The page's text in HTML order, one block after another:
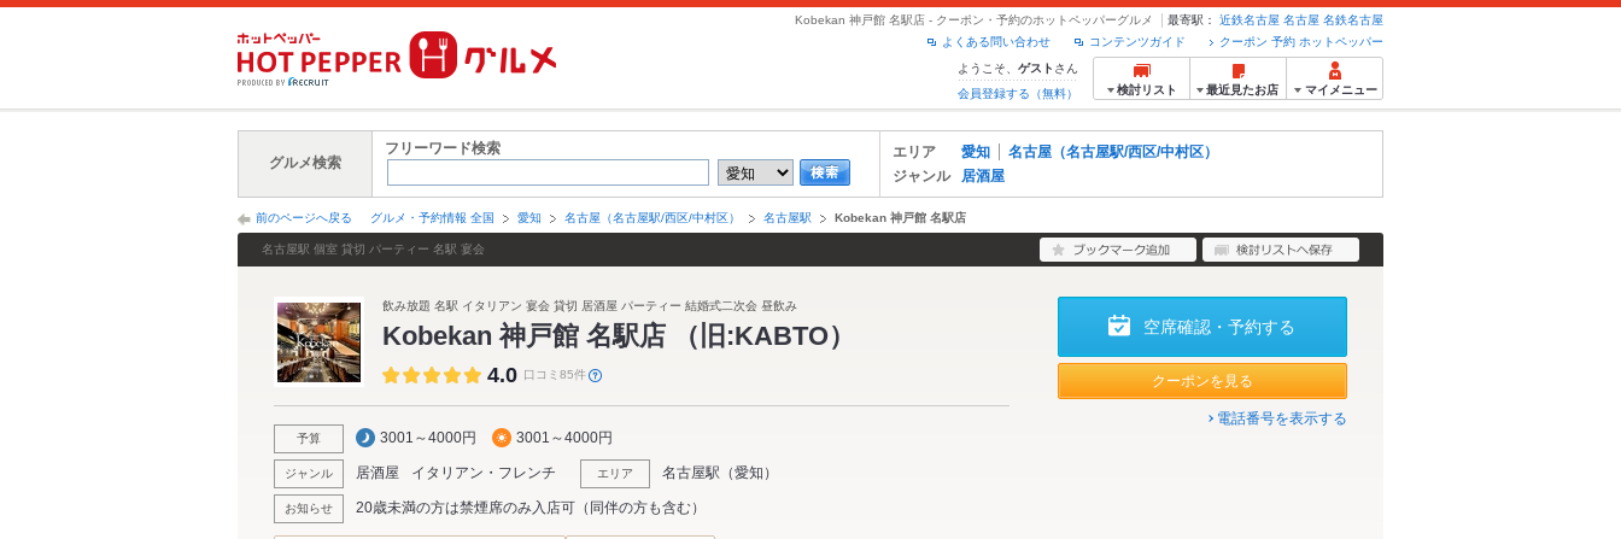
Kobekan 神戸館 名駅店 - クーポン・予約のホットペッパーグルメ 最寄駅： 近鉄名古屋 名古屋 名鉄名古屋
クーポン 予約 ホットペッパー
コンテンツガイド
よくある問い合わせ
ようこそ、 ゲスト さん
会員登録する（無料）
検討リスト 最近見たお店 マイメニュー
グルメ検索
フリーワード検索 エリア 愛知
名古屋（名古屋駅/西区/中村区）
ジャンル
居酒屋
前のページへ戻る グルメ・予約情報 全国 愛知 名古屋（名古屋駅/西区/中村区） 名古屋駅 Kobekan 神戸館 名駅店
名古屋駅 個室 貸切 パーティー 名駅 宴会
飲み放題 名駅 イタリアン 宴会 貸切 居酒屋 パーティー 結婚式二次会 昼飲み
Kobekan 神戸館 名駅店 （旧:KABTO）
4.0 口コミ85件
予算 3001～4000円 3001～4000円
ジャンル 居酒屋 イタリアン・フレンチ エリア 名古屋駅 （愛知 ）
お知らせ 20歳未満の方は禁煙席のみ入店可（同伴の方も含む）
空席確認・予約する
クーポンを見る
電話番号を表示する